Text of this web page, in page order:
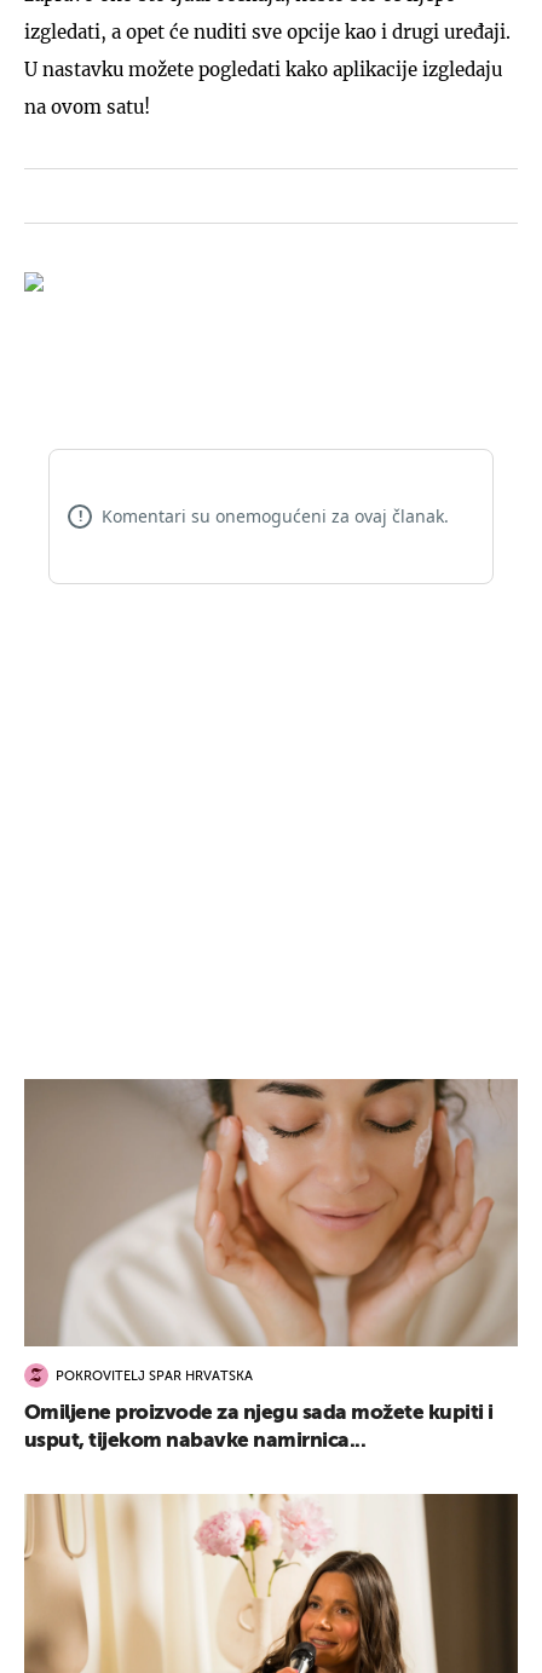
izgledati, a opet će nuditi sve opcije kao i drugi uređaji.
U nastavku možete pogledati kako aplikacije izgledaju
na ovom satu!
! Komentari su onemogućeni za ovaj članak.
POKROVITELJ SPAR HRVATSKA
Omiljene proizvode za njegu sada možete kupiti i
usput, tijekom nabavke namirnica...